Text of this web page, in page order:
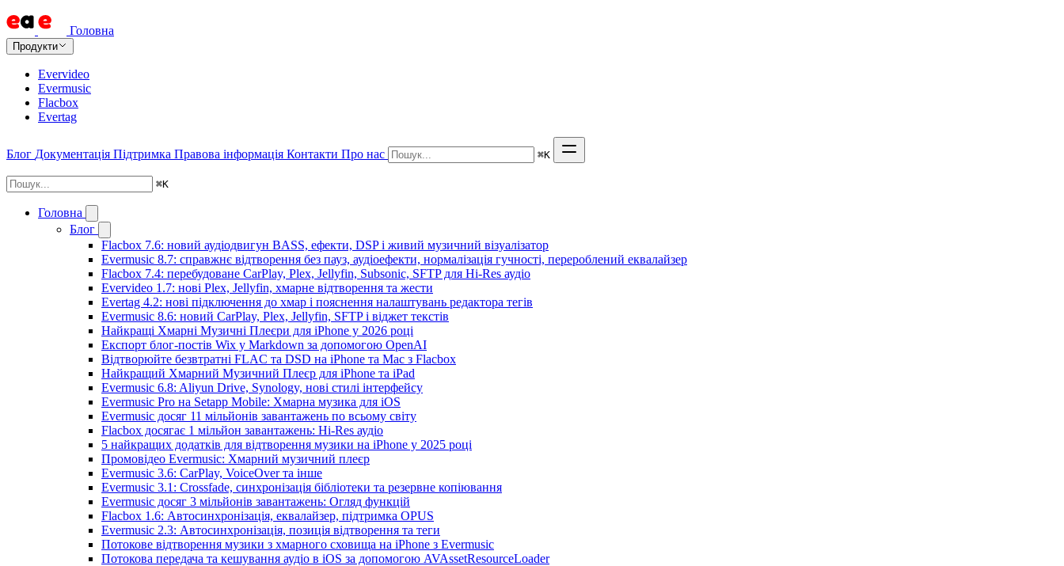
Головна
Продукти
Evervideo
Evermusic
Flacbox
Evertag
Блог Документація Підтримка Правова інформація Контакти Про нас ⌘K
⌘K
Головна
Блог
Flacbox 7.6: новий аудіодвигун BASS, ефекти, DSP і живий музичний візуалізатор
Evermusic 8.7: справжнє відтворення без пауз, аудіоефекти, нормалізація гучності, перероблений еквалайзер
Flacbox 7.4: перебудоване CarPlay, Plex, Jellyfin, Subsonic, SFTP для Hi-Res аудіо
Evervideo 1.7: нові Plex, Jellyfin, хмарне відтворення та жести
Evertag 4.2: нові підключення до хмар і пояснення налаштувань редактора тегів
Evermusic 8.6: новий CarPlay, Plex, Jellyfin, SFTP і віджет текстів
Найкращі Хмарні Музичні Плеєри для iPhone у 2026 році
Експорт блог-постів Wix у Markdown за допомогою OpenAI
Відтворюйте безвтратні FLAC та DSD на iPhone та Mac з Flacbox
Найкращий Хмарний Музичний Плеєр для iPhone та iPad
Evermusic 6.8: Aliyun Drive, Synology, нові стилі інтерфейсу
Evermusic Pro на Setapp Mobile: Хмарна музика для iOS
Evermusic досяг 11 мільйонів завантажень по всьому світу
Flacbox досягає 1 мільйон завантажень: Hi-Res аудіо
5 найкращих додатків для відтворення музики на iPhone у 2025 році
Промовідео Evermusic: Хмарний музичний плеєр
Evermusic 3.6: CarPlay, VoiceOver та інше
Evermusic 3.1: Crossfade, синхронізація бібліотеки та резервне копіювання
Evermusic досяг 3 мільйонів завантажень: Огляд функцій
Flacbox 1.6: Автосинхронізація, еквалайзер, підтримка OPUS
Evermusic 2.3: Автосинхронізація, позиція відтворення та теги
Потокове відтворення музики з хмарного сховища на iPhone з Evermusic
Потокова передача та кешування аудіо в iOS за допомогою AVAssetResourceLoader